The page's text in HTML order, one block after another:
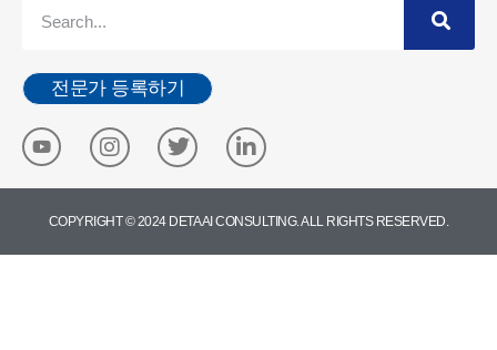
전문가 등록하기
COPYRIGHT © 2024 DETA AI CONSULTING. ALL RIGHTS RESERVED.